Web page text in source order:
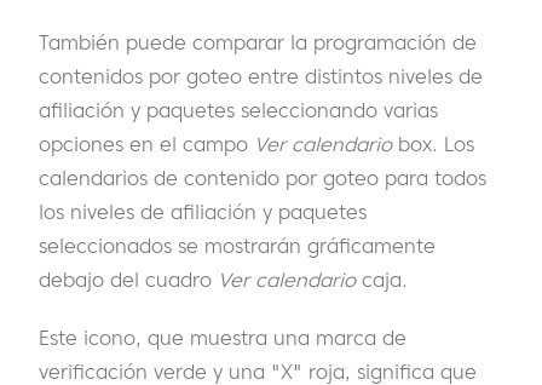
También puede comparar la programación de
contenidos por goteo entre distintos niveles de
afiliación y paquetes seleccionando varias
opciones en el campo Ver calendariobox. Los
calendarios de contenido por goteo para todos
los niveles de afiliación y paquetes
seleccionados se mostrarán gráficamente
debajo del cuadro Ver calendariocaja.
Este icono, que muestra una marca de
verificación verde y una "X" roja, significa que